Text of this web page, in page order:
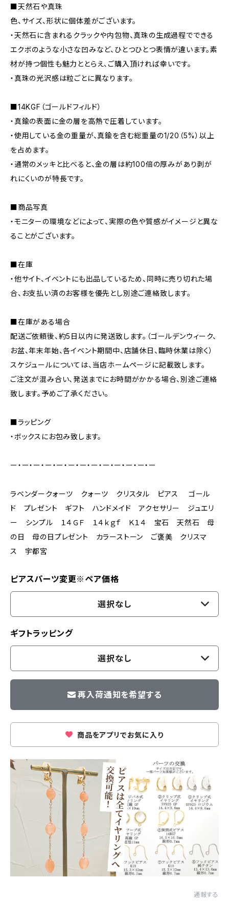
■天然石や真珠
色、サイズ、形状に個体差がございます。
・天然石に含まれるクラックや内包物、真珠の生成過程でできる
エクボのような小さな凹みなど、ひとつひとつ表情が違います。素
材が持つ個性も魅力ととらえ、ご購入頂ければ幸いです。
・真珠の光沢感は粒ごとに異なります。
■14KGF（ゴールドフィルド）
・真鍮の表面に金の層を高熱で圧着しています。
・使用している金の重量が、真鍮を含む総重量の1/20（5%）以上
を占めます。
・通常のメッキと比べると、金の層は約100倍の厚みがあり剥が
れにくいのが特長です。
■商品写真
・モニターの環境などによって、実際の色や質感がイメージと異な
ることがございます。
■在庫
・他サイト、イベントにも出品しているため、同時に売り切れた場
合、お支払い済のお客様を優先とし別途ご連絡致します。
■在庫がある場合
配送ご依頼後、約5日以内に発送致します。（ゴールデンウィーク、
お盆、年末年始、各イベント期間中、店舗休日、臨時休業は除く）
スケジュールについては、当店ホームページに記載致します。
ご注文が混み合い、発送までにお時間がかかる場合、別途ご連絡
致します。予めご了承ください。
■ラッピング
・ボックスにお包み致します。
ー・ー・ー・ー・ー・ー・ー・ー・ー・ー・ー・ー・ー
ラベンダークォーツ クォーツ クリスタル ピアス ゴール
ド プレゼント ギフト ハンドメイド アクセサリー ジュエリ
ー シンプル １４ＧＦ １４ｋｇｆ Ｋ１４ 宝石 天然石 母
の日 母の日プレゼント カラーストーン ご褒美 クリスマ
ス 宇都宮
ピアスパーツ変更※ペア価格
選択なし
ギフトラッピング
選択なし
再入荷通知を希望する
商品をアプリでお気に入り
通報する